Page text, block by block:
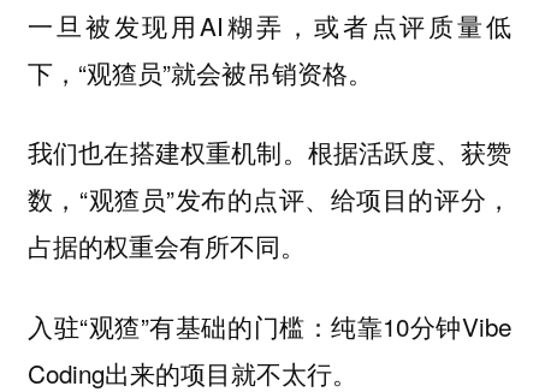
一旦被发现用AI糊弄，或者点评质量低
下，“观猹员”就会被吊销资格。
我们也在搭建权重机制。根据活跃度、获赞
数，“观猹员”发布的点评、给项目的评分，
占据的权重会有所不同。
入驻“观猹”有基础的门槛：纯靠10分钟Vibe
Coding出来的项目就不太行。